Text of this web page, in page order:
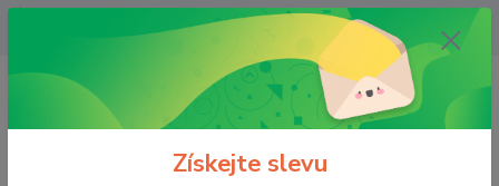
OPAVA 733537099/HLUČÍN
734541648/OLOMOUC 734593593
0,00 CZK
Získejte slevu